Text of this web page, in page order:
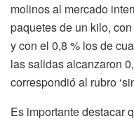
molinos al mercado
paquetes de un kilo,
y con el 0,8 % los de
las salidas alcanzaron
correspondió al rubro
Es importante destacar